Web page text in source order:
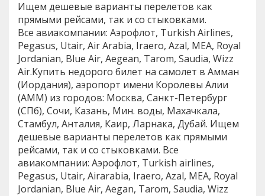
Ищем дешевые варианты перелетов как
прямыми рейсами, так и со стыковками.
Все авиакомпании: Аэрофлот, Turkish Airlines,
Pegasus, Utair, Air Arabia, Iraero, Azal, MEA, Royal
Jordanian, Blue Air, Aegean, Tarom, Saudia, Wizz
Air.Купить недорого билет на самолет в Амман
(Иордания), аэропорт имени Королевы Алии
(AMM) из городов: Москва, Санкт-Петербург
(СПб), Сочи, Казань, Мин. воды, Махачкала,
Стамбул, Анталия, Каир, Ларнака, Дубай. Ищем
дешевые варианты перелетов как прямыми
рейсами, так и со стыковками. Все
авиакомпании: Аэрофлот, Turkish airlines,
Pegasus, Utair, Airarabia, Iraero, Azal, MEA, Royal
Jordanian, Blue Air, Aegan, Tarom, Saudia, Wizz